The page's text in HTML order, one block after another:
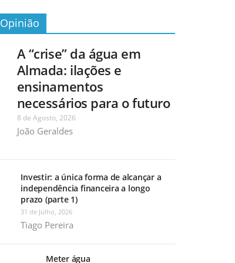
Opinião
A “crise” da água em
Almada: ilações e
ensinamentos
necessários para o futuro
8 de Agosto, 2026
João Geraldes
Investir: a única forma de alcançar a
independência financeira a longo
prazo (parte 1)
31 de Julho, 2026
Tiago Pereira
Meter água